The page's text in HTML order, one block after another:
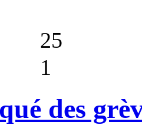
25
1
des